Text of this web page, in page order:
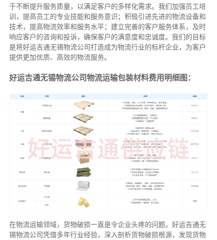
于不断提升服务质量，以满足客户的多样化需求。我们加强员工培
训，提高员工的专业技能和服务意识；积极引进先进的物流设备和
技术，提高物流效率和服务水平；建立完善的客户服务体系，及时
响应客户的咨询和投诉，确保客户的满意度和忠诚度。我们的目标
是将好运吉通无锡物流公司打造成为物流行业的标杆企业，为客户
提供更加优质、高效的物流服务。
好运吉通无锡物流公司物流运输包装材料费用明细图：
在物流运输领域，货物破损一直是令企业头疼的问题。好运吉通无
锡物流公司凭借多年行业经验，深入剖析货物破损根源，发现货物